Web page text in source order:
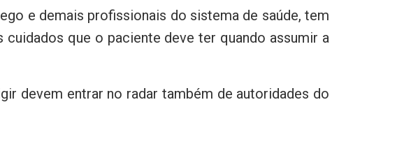
e demais profissionais do sistema de saúde, tem
que o paciente deve ter quando assumir a
devem entrar no radar também de autoridades do